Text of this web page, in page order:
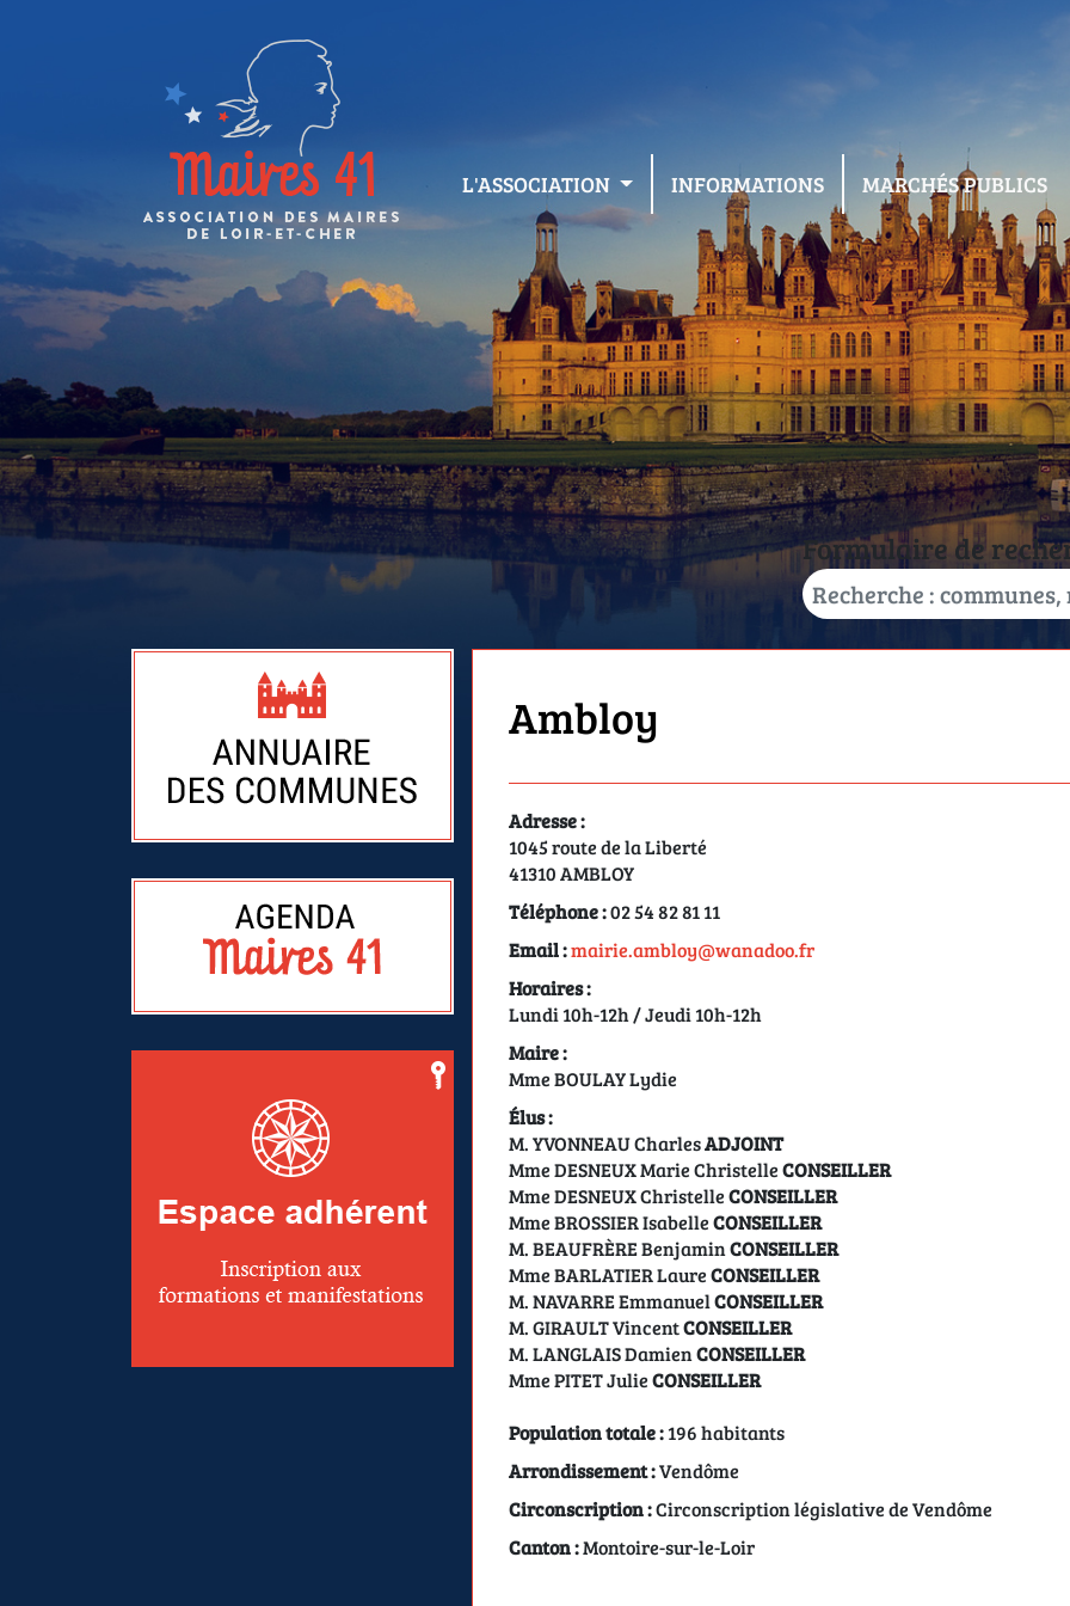
L'ASSOCIATION INFORMATIONS MARCHÉS PUBLICS
Formulaire de
Ambloy
Adresse :
1045 route de la Liberté
41310 AMBLOY
Téléphone :02 54 82 81 11
Email :mairie.ambloy@wanadoo.fr
Horaires :
Lundi 10h-12h / Jeudi 10h-12h
Maire :
Mme BOULAY Lydie
Élus :
M. YVONNEAU CharlesADJOINT
Mme DESNEUX Marie ChristelleCONSEILLER
Mme DESNEUX ChristelleCONSEILLER
Mme BROSSIER IsabelleCONSEILLER
M. BEAUFRÈRE BenjaminCONSEILLER
Mme BARLATIER LaureCONSEILLER
M. NAVARRE EmmanuelCONSEILLER
M. GIRAULT VincentCONSEILLER
M. LANGLAIS DamienCONSEILLER
Mme PITET JulieCONSEILLER
Population totale :196 habitants
Arrondissement :Vendôme
Circonscription :Circonscription législative de Vendôme
Canton :Montoire-sur-le-Loir